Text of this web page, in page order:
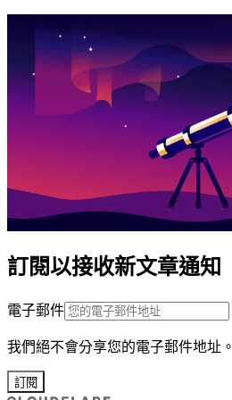
訂閱以接收新文章通知
電子郵件
我們絕不會分享您的電子郵件地址。
訂閱